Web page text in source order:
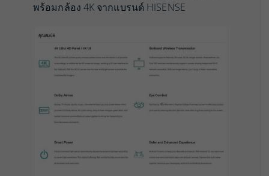
พร้อมกล้อง 4K จากแบรนด์ HISENSE